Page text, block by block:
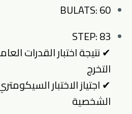
BULATS: 60
STEP: 83
✔ نتيجة اختبار القدرات
التخرج
✔ اجتياز الاختبار
الشخصية